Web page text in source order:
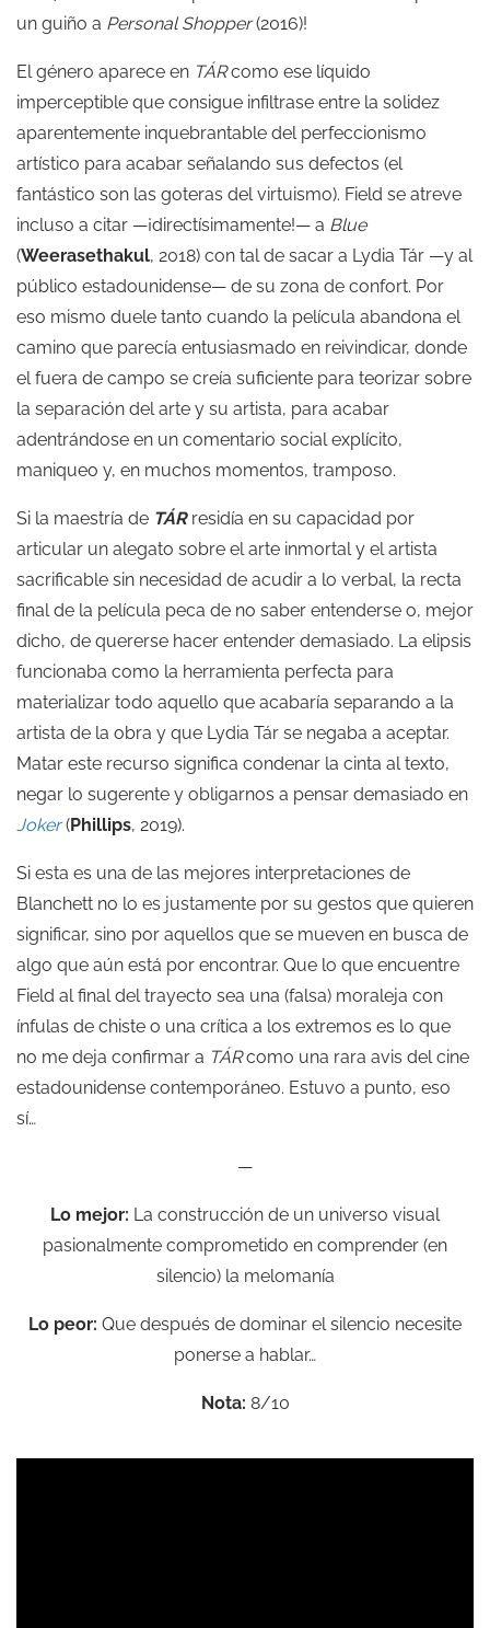
un guiño a Personal Shopper(2016)!
El género aparece en TÁRcomo ese líquido
imperceptible que consigue infiltrase entre la solidez
aparentemente inquebrantable del perfeccionismo
artístico para acabar señalando sus defectos (el
fantástico son las goteras del virtuismo). Field se atreve
incluso a citar —¡directísimamente!— a Blue
(Weerasethakul, 2018) con tal de sacar a Lydia Tár —y al
público estadounidense— de su zona de confort. Por
eso mismo duele tanto cuando la película abandona el
camino que parecía entusiasmado en reivindicar, donde
el fuera de campo se creía suficiente para teorizar sobre
la separación del arte y su artista, para acabar
adentrándose en un comentario social explícito,
maniqueo y, en muchos momentos, tramposo.
Si la maestría de TÁR residía en su capacidad por
articular un alegato sobre el arte inmortal y el artista
sacrificable sin necesidad de acudir a lo verbal, la recta
final de la película peca de no saber entenderse o, mejor
dicho, de quererse hacer entender demasiado. La elipsis
funcionaba como la herramienta perfecta para
materializar todo aquello que acabaría separando a la
artista de la obra y que Lydia Tár se negaba a aceptar.
Matar este recurso significa condenar la cinta al texto,
negar lo sugerente y obligarnos a pensar demasiado en
Joker(Phillips, 2019).
Si esta es una de las mejores interpretaciones de
Blanchett no lo es justamente por su gestos que quieren
significar, sino por aquellos que se mueven en busca de
algo que aún está por encontrar. Que lo que encuentre
Field al final del trayecto sea una (falsa) moraleja con
ínfulas de chiste o una crítica a los extremos es lo que
no me deja confirmar a TÁRcomo una rara avis del cine
estadounidense contemporáneo. Estuvo a punto, eso
sí…
—
Lo mejor: La construcción de un universo visual
pasionalmente comprometido en comprender (en
silencio) la melomanía
Lo peor: Que después de dominar el silencio necesite
ponerse a hablar…
Nota: 8/10